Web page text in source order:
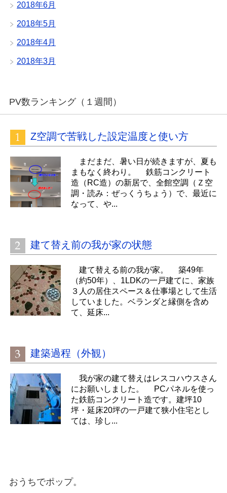
2018年6月
2018年5月
2018年4月
2018年3月
PV数ランキング（１週間）
Z空調で苦戦した設定温度と使い方
まだまだ、暑い日が続きますが、夏も
まもなく終わり。 鉄筋コンクリート
造（RC造）の新居で、全館空調（Ｚ空
調・読み：ぜっくうちょう）で、最近に
なって、や...
建て替え前の我が家の状態
建て替える前の我が家。 築49年
（約50年）、1LDKの一戸建てに、家族
３人の居住スペース＆仕事場として生活
していました。ベランダと縁側を含め
て、延床...
建築過程（外観）
我が家の建て替えはレスコハウスさん
にお願いしました。 PCパネルを使っ
た鉄筋コンクリート造です。建坪10
坪・延床20坪の一戸建て狭小住宅とし
ては、珍し...
おうちでポップ。